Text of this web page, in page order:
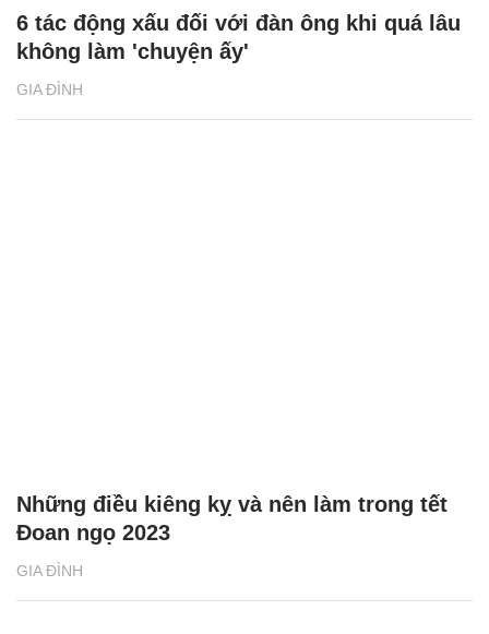
GIA ĐÌNH
6 tác động xấu đối với đàn ông khi quá lâu
không làm 'chuyện ấy'
GIA ĐÌNH
Những điều kiêng kỵ và nên làm trong tết
Đoan ngọ 2023